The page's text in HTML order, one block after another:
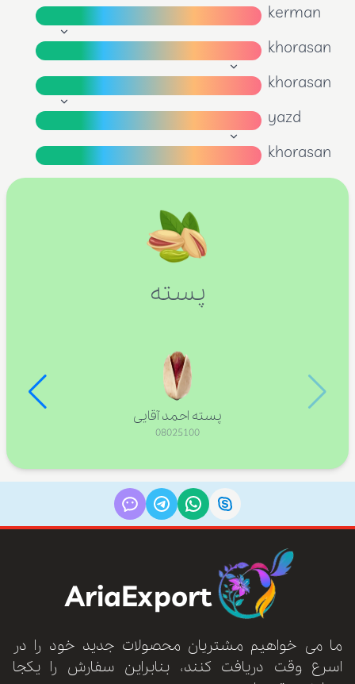
kerman
khorasan
khorasan
yazd
khorasan
پسته
پسته احمد آقایی
08025100
AriaExport
ما می خواهیم مشتریان محصولات جدید خود را در
اسرع وقت دریافت کنند، بنابراین سفارش را یکجا